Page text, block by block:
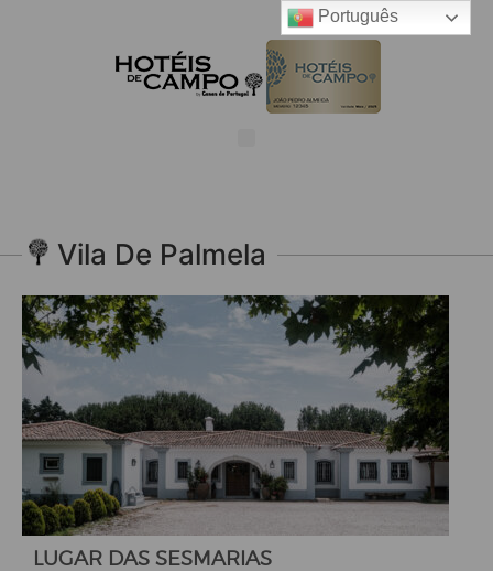
Vila De Palmela
LUGAR DAS SESMARIAS
Português